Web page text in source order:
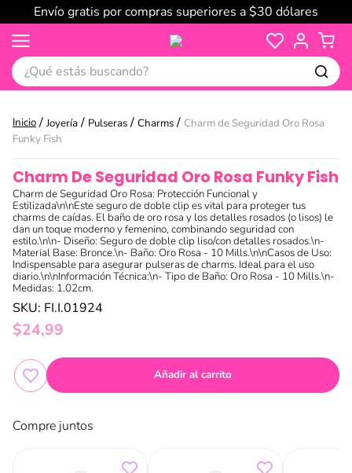
Envío gratis por compras superiores a $30 dólares
¿Qué estás buscando?
Joyería Pulseras Charms
Charm de Seguridad Oro Rosa
Funky Fish
Charm De Seguridad Oro Rosa Funky Fish
Charm de Seguridad Oro Rosa: Protección Funcional y
Estilizada\n\nEste seguro de doble clip es vital para proteger tus
charms de caídas. El baño de oro rosa y los detalles rosados (o lisos) le
dan un toque moderno y femenino, combinando seguridad con
estilo.\n\n- Diseño: Seguro de doble clip liso/con detalles rosados.\n-
Material Base: Bronce.\n- Baño: Oro Rosa - 10 Mills.\n\nCasos de Uso:
Indispensable para asegurar pulseras de charms. Ideal para el uso
diario.\n\nInformación Técnica:\n- Tipo de Baño: Oro Rosa - 10 Mills.\n-
Medidas: 1.02cm.
SKU: FI.I.01924
$24,99
Añadir al carrito
Compre juntos